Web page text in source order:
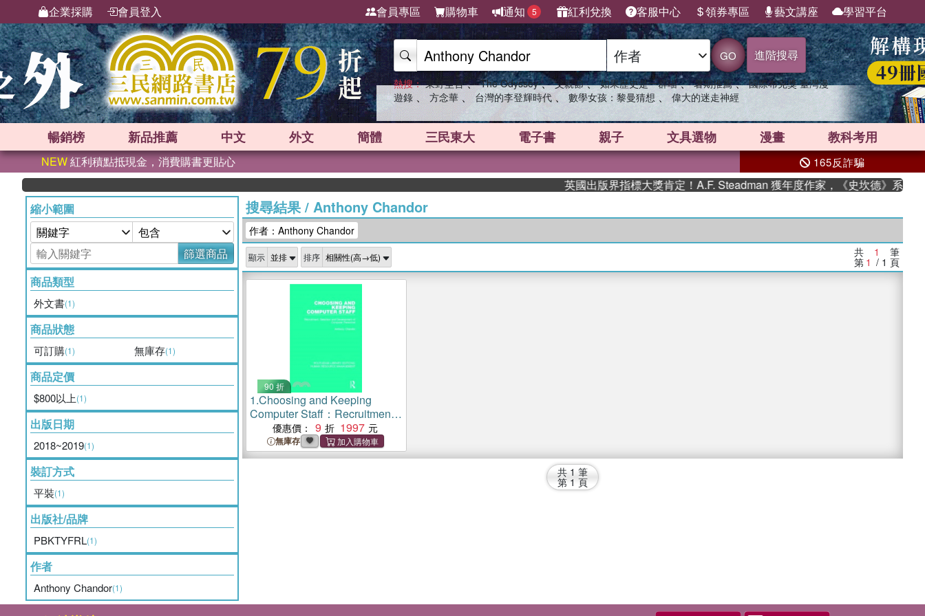
企業採購 會員登入 會員專區 購物車 通知 5 紅利兌換 客服中心 領券專區 藝文講座 學習平台
GO 進階搜尋
熱搜： 東野圭吾 、 The Odyssey 、 父親節 、 如果歷史是一群喵 、 暑期推薦 、 國際布克獎 臺灣漫
遊錄 、 方念華 、 台灣的李登輝時代 、 數學女孩：黎曼猜想 、 偉大的迷走神經
暢銷榜 新品推薦 中文 外文 簡體 三民東大 電子書 親子 文具選物 漫畫 教科考用
NEW紅利積點抵現金，消費購書更貼心 165反詐騙
英國出版界指標大獎肯定！A.F. Steadman 獲年度作家，《史坎德》系列帶
縮小範圍
篩選商品
商品類型
外文書(1)
商品狀態
可訂購(1) 無庫存(1)
商品定價
$800以上(1)
出版日期
2018~2019(1)
裝訂方式
平裝(1)
出版社/品牌
PBKTYFRL(1)
作者
Anthony Chandor(1)
搜尋結果/ Anthony Chandor
作者：Anthony Chandor
顯示 排序 共 1 筆
第 1 / 1 頁
90 折
1.Choosing and Keeping
Computer Staff：Recruitment,
Selection and Development of
Computer Personnel
優惠價： 9 1997
無庫存
共 1 筆
第 1 頁